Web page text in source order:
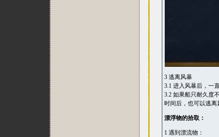
3 逃离风暴
3.1 进入风暴后，一
3.2 如果船只耐久度
时间后，也可以逃离
漂浮物的拾取：
1 遇到漂流物：